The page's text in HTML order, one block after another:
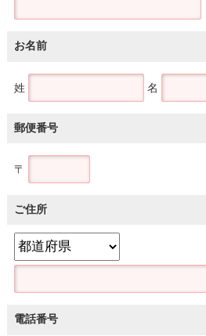
お名前
姓 名
郵便番号
〒
ご住所
電話番号